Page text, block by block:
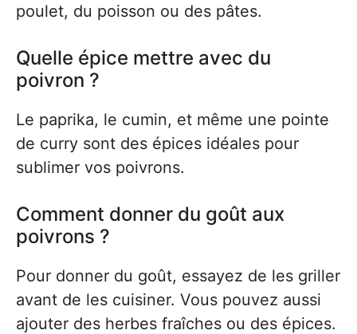
poulet, du poisson ou des pâtes.
Quelle épice mettre avec du
poivron ?
Le paprika, le cumin, et même une pointe
de curry sont des épices idéales pour
sublimer vos poivrons.
Comment donner du goût aux
poivrons ?
Pour donner du goût, essayez de les griller
avant de les cuisiner. Vous pouvez aussi
ajouter des herbes fraîches ou des épices.